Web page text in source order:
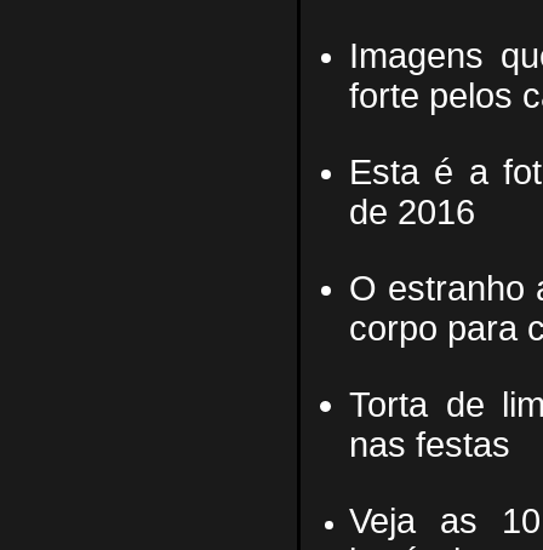
Imagens
forte pelos
Esta é a
de 2016
O estranho
corpo para
Torta de
nas festas
Veja as